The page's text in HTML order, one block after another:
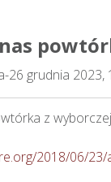
-26 grudnia 2023,
z
2018/06/